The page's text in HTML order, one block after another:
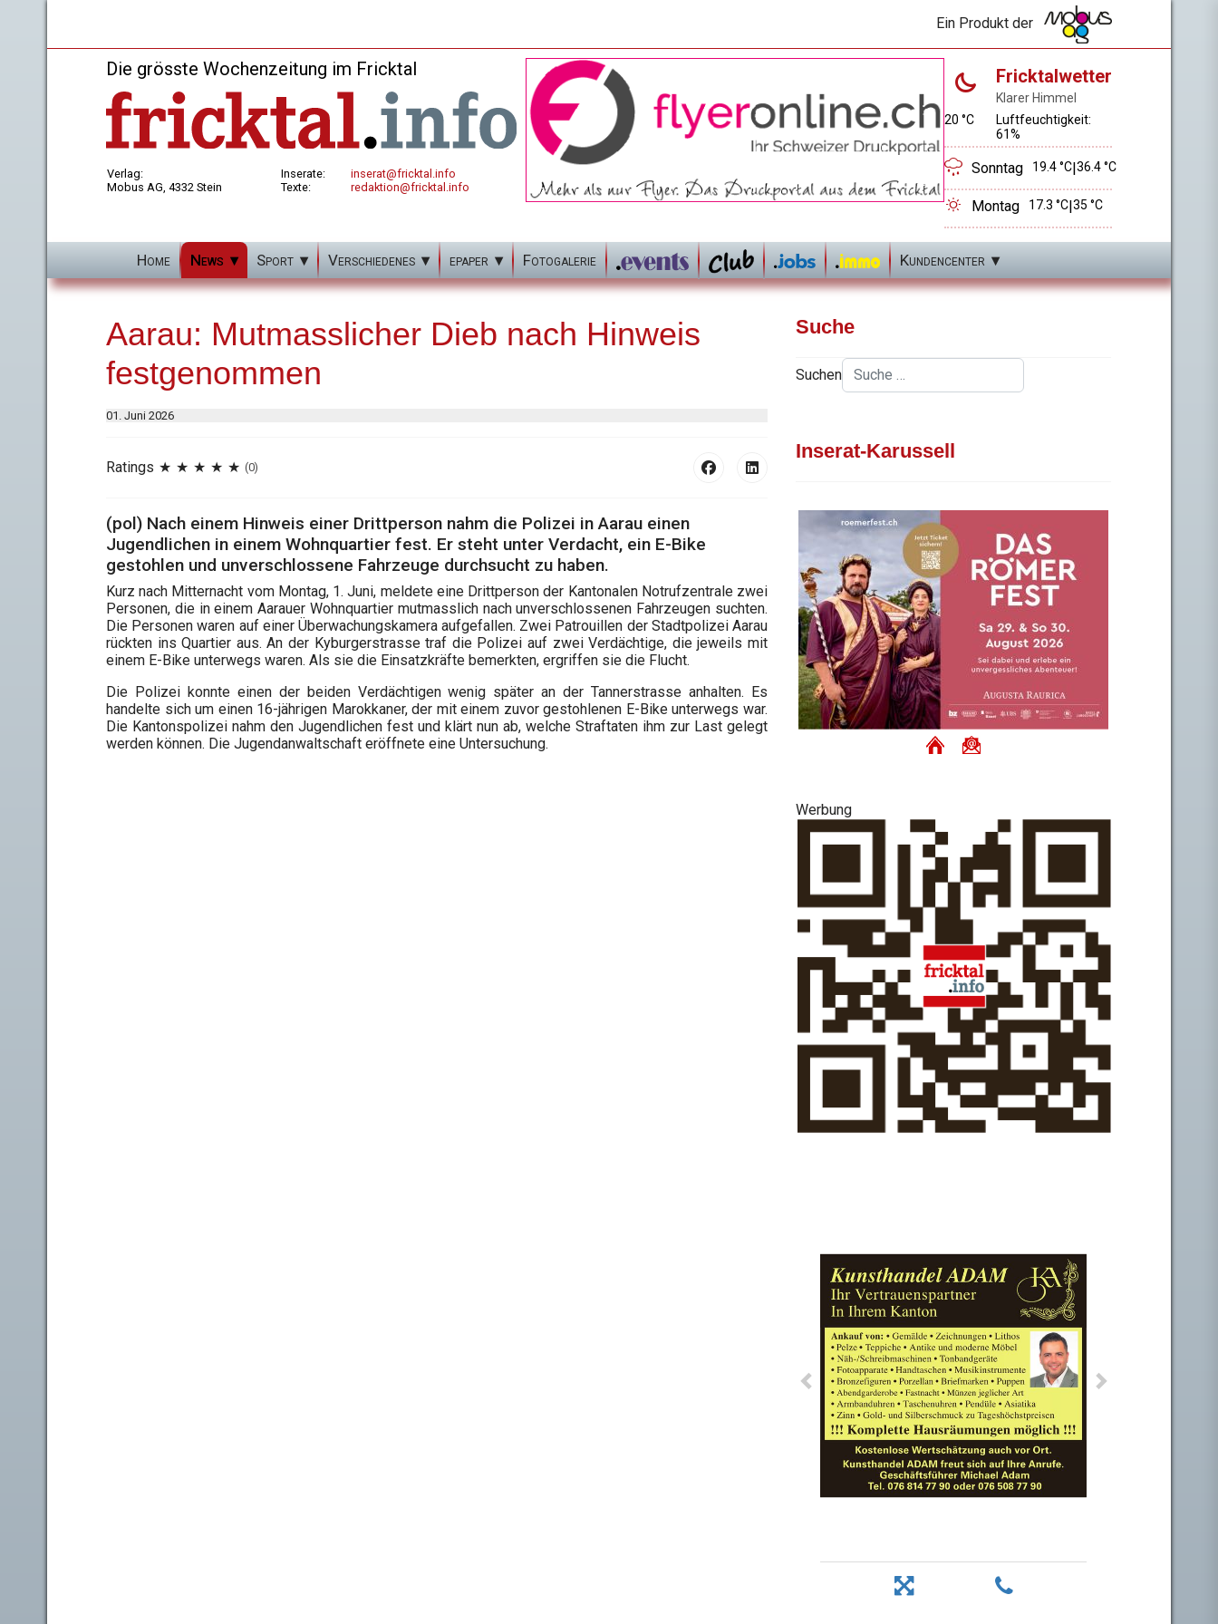
Ein Produkt der
Die grösste Wochenzeitung im Fricktal
Verlag:
Mobus AG, 4332 Stein
Inserate:
Texte:
inserat@fricktal.info
redaktion@fricktal.info
Fricktalwetter
Klarer Himmel
20 °C
Luftfeuchtigkeit:
61%
Sonntag 19.4 °C|36.4 °C
Montag 17.3 °C|35 °C
Home News Sport Verschiedenes epaper Fotogalerie Kundencenter
Aarau: Mutmasslicher Dieb nach Hinweis
festgenommen
01. Juni 2026
Ratings (0)
(pol) Nach einem Hinweis einer Drittperson nahm die Polizei in Aarau einen
Jugendlichen in einem Wohnquartier fest. Er steht unter Verdacht, ein E-Bike
gestohlen und unverschlossene Fahrzeuge durchsucht zu haben.
Kurz nach Mitternacht vom Montag, 1. Juni, meldete eine Drittperson der Kantonalen Notrufzentrale zwei
Personen, die in einem Aarauer Wohnquartier mutmasslich nach unverschlossenen Fahrzeugen suchten.
Die Personen waren auf einer Überwachungskamera aufgefallen. Zwei Patrouillen der Stadtpolizei Aarau
rückten ins Quartier aus. An der Kyburgerstrasse traf die Polizei auf zwei Verdächtige, die jeweils mit
einem E-Bike unterwegs waren. Als sie die Einsatzkräfte bemerkten, ergriffen sie die Flucht.
Die Polizei konnte einen der beiden Verdächtigen wenig später an der Tannerstrasse anhalten. Es
handelte sich um einen 16-jährigen Marokkaner, der mit einem zuvor gestohlenen E-Bike unterwegs war.
Die Kantonspolizei nahm den Jugendlichen fest und klärt nun ab, welche Straftaten ihm zur Last gelegt
werden können. Die Jugendanwaltschaft eröffnete eine Untersuchung.
Suche
Suchen
Inserat-Karussell
Werbung